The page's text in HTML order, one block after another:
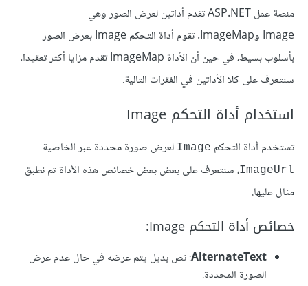
منصة عمل ASP.NET تقدم أداتين لعرض الصور وهي
Image وImageMap. تقوم أداة التحكم Image بعرض الصور
بأسلوب بسيط، في حين أن الأداة ImageMap تقدم مزايا أكثر تعقيدا،
سنتعرف على كلا الأداتين في الفقرات التالية.
استخدام أداة التحكم Image
تستخدم أداة التحكم Image لعرض صورة محددة عبر الخاصية
ImageUrl، سنتعرف على بعض بعض خصائص هذه الأداة ثم نطبق
مثال عليها.
خصائص أداة التحكم Image:
AlternateText: نص بديل يتم عرضه في حال عدم عرض
الصورة المحددة.